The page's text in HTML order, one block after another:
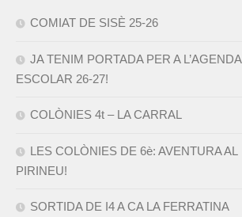
COMIAT DE SISÈ 25-26
JA TENIM PORTADA PER A L’AGENDA
ESCOLAR 26-27!
COLÒNIES 4t – LA CARRAL
LES COLÒNIES DE 6è: AVENTURA AL
PIRINEU!
SORTIDA DE I4 A CA LA FERRATINA